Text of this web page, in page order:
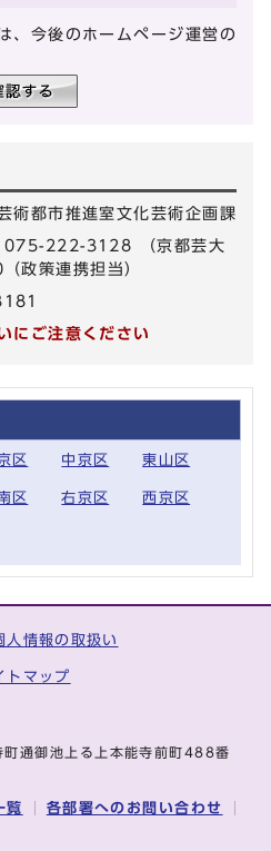
、今後のホームページ運営の
術都市推進室文化芸術企画課
222-3128 （京都芸大
政策連携担当）
にご注意ください
区 中京区 東山区
区 右京区 西京区
人情報の取扱い
トマップ
通御池上る上本能寺前町488番
覧 各部署へのお問い合わせ